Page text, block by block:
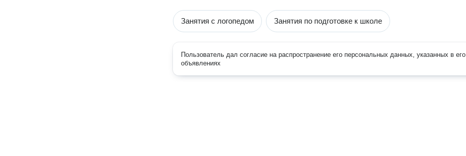
Занятия с логопедом Занятия по подготовке к школе
Пользователь дал согласие на распространение его персональных данных, указанных в его
объявлениях